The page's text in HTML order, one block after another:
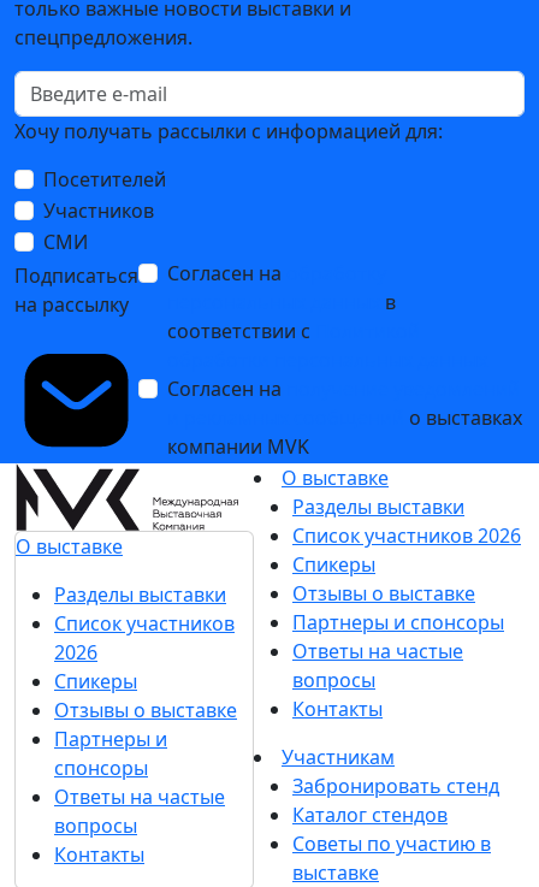
только важные новости выставки и
спецпредложения.
Хочу получать рассылки с информацией для:
Посетителей
Участников
СМИ
Подписаться
на рассылку
Согласен на
в
соответствии с
Согласен на
о выставках
компании MVK
О выставке
Разделы выставки
Список участников
2026
Спикеры
Отзывы о выставке
Партнеры и
спонсоры
Ответы на частые
вопросы
Контакты
О выставке
Разделы выставки
Список участников 2026
Спикеры
Отзывы о выставке
Партнеры и спонсоры
Ответы на частые
вопросы
Контакты
Участникам
Забронировать стенд
Каталог стендов
Советы по участию в
выставке